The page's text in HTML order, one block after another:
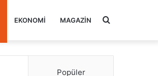
EKONOMI MAGAZIN Arama
Popüler